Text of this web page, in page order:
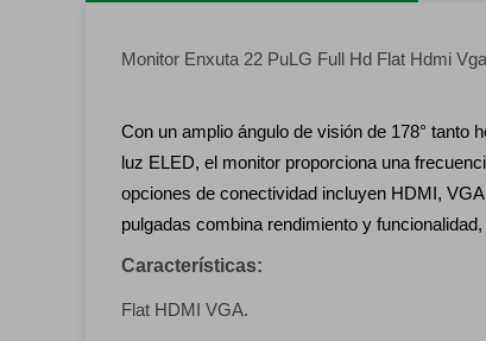
Monitor Enxuta 22 PuLG Full Hd Flat Hdmi Vga
Con un amplio ángulo de visión de 178° tanto
luz ELED, el monitor proporciona una
opciones de conectividad incluyen HDMI,
pulgadas combina rendimiento y
Características:
Flat HDMI VGA.